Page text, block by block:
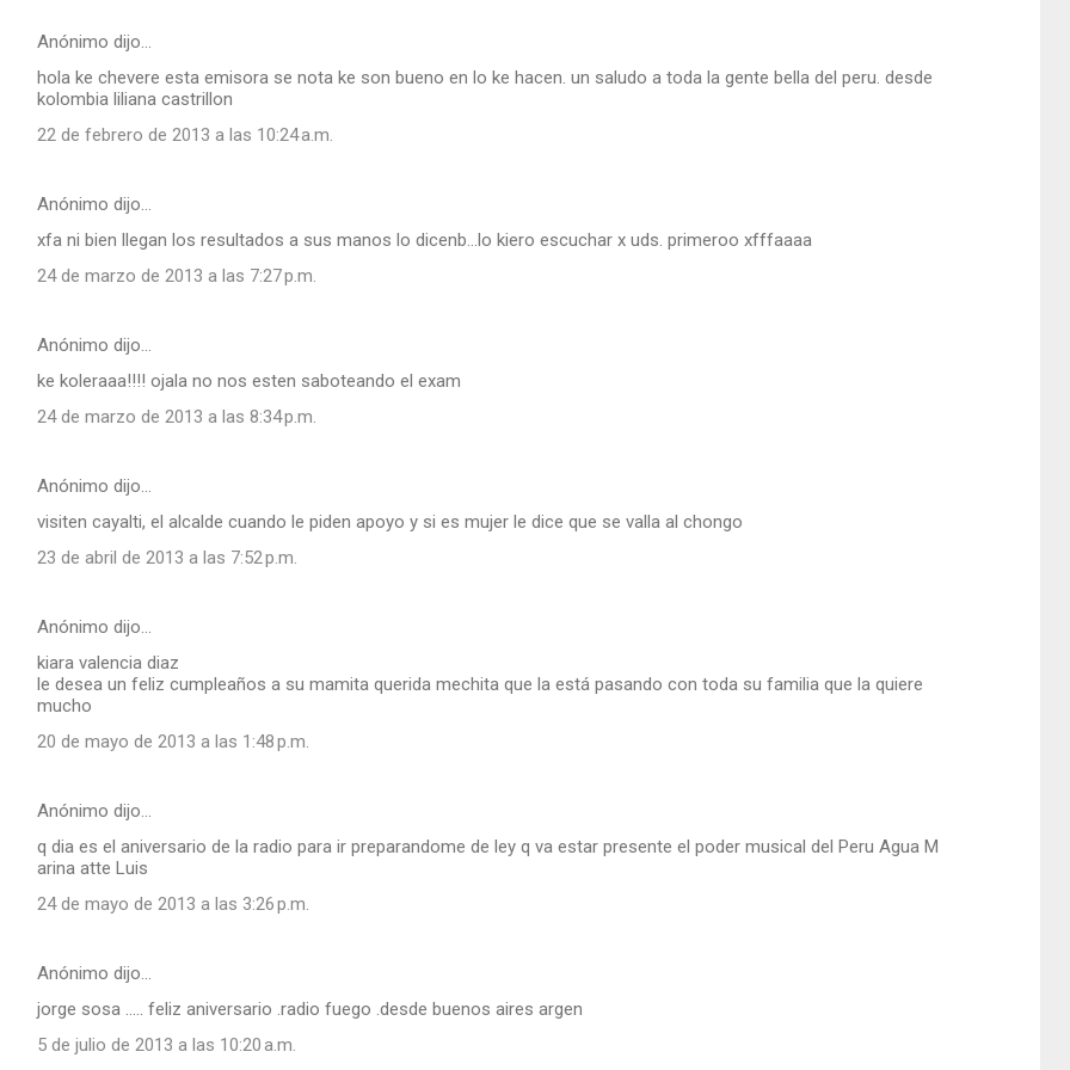
Anónimo dijo…
hola ke chevere esta emisora se nota ke son bueno en lo ke hacen. un saludo a toda la gente bella del peru. desde
kolombia liliana castrillon
22 de febrero de 2013 a las 10:24 a.m.
Anónimo dijo…
xfa ni bien llegan los resultados a sus manos lo dicenb...lo kiero escuchar x uds. primeroo xfffaaaa
24 de marzo de 2013 a las 7:27 p.m.
Anónimo dijo…
ke koleraaa!!!! ojala no nos esten saboteando el exam
24 de marzo de 2013 a las 8:34 p.m.
Anónimo dijo…
visiten cayalti, el alcalde cuando le piden apoyo y si es mujer le dice que se valla al chongo
23 de abril de 2013 a las 7:52 p.m.
Anónimo dijo…
kiara valencia diaz
le desea un feliz cumpleaños a su mamita querida mechita que la está pasando con toda su familia que la quiere
mucho
20 de mayo de 2013 a las 1:48 p.m.
Anónimo dijo…
q dia es el aniversario de la radio para ir preparandome de ley q va estar presente el poder musical del Peru Agua M
arina atte Luis
24 de mayo de 2013 a las 3:26 p.m.
Anónimo dijo…
jorge sosa ..... feliz aniversario .radio fuego .desde buenos aires argen
5 de julio de 2013 a las 10:20 a.m.